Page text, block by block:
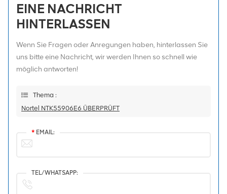
EINE NACHRICHT
HINTERLASSEN
Wenn Sie Fragen oder Anregungen haben, hinterlassen Sie
uns bitte eine Nachricht, wir werden Ihnen so schnell wie
möglich antworten!
Thema :
Nortel NTK55906E6 ÜBERPRÜFT
* EMAIL:
TEL/WHATSAPP: